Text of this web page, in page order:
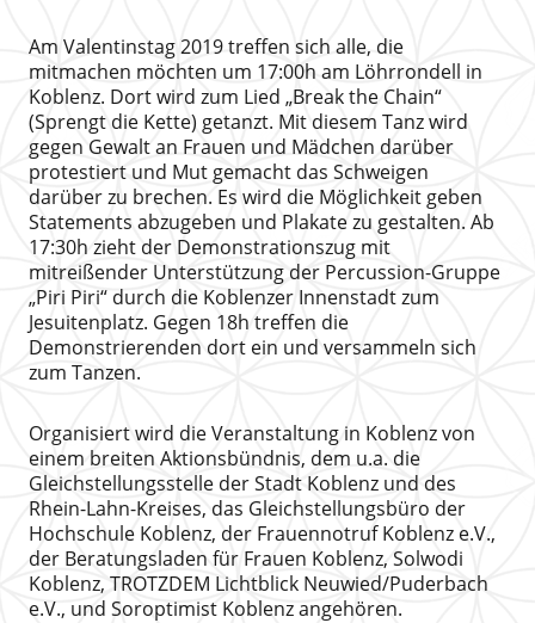
Am Valentinstag 2019 treffen sich alle, die
mitmachen möchten um 17:00h am Löhrrondell in
Koblenz. Dort wird zum Lied „Break the Chain“
(Sprengt die Kette) getanzt. Mit diesem Tanz wird
gegen Gewalt an Frauen und Mädchen darüber
protestiert und Mut gemacht das Schweigen
darüber zu brechen. Es wird die Möglichkeit geben
Statements abzugeben und Plakate zu gestalten. Ab
17:30h zieht der Demonstrationszug mit
mitreißender Unterstützung der Percussion-Gruppe
„Piri Piri“ durch die Koblenzer Innenstadt zum
Jesuitenplatz. Gegen 18h treffen die
Demonstrierenden dort ein und versammeln sich
zum Tanzen.
Organisiert wird die Veranstaltung in Koblenz von
einem breiten Aktionsbündnis, dem u.a. die
Gleichstellungsstelle der Stadt Koblenz und des
Rhein-Lahn-Kreises, das Gleichstellungsbüro der
Hochschule Koblenz, der Frauennotruf Koblenz e.V.,
der Beratungsladen für Frauen Koblenz, Solwodi
Koblenz, TROTZDEM Lichtblick Neuwied/Puderbach
e.V., und Soroptimist Koblenz angehören.